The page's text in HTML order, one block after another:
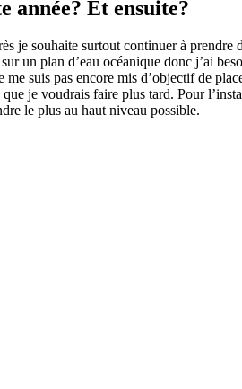
année? Et ensuite?
je souhaite surtout continuer à
un plan d’eau océanique donc j’ai
suis pas encore mis d’objectif de
je voudrais faire plus tard. Pour
le plus au haut niveau possible.